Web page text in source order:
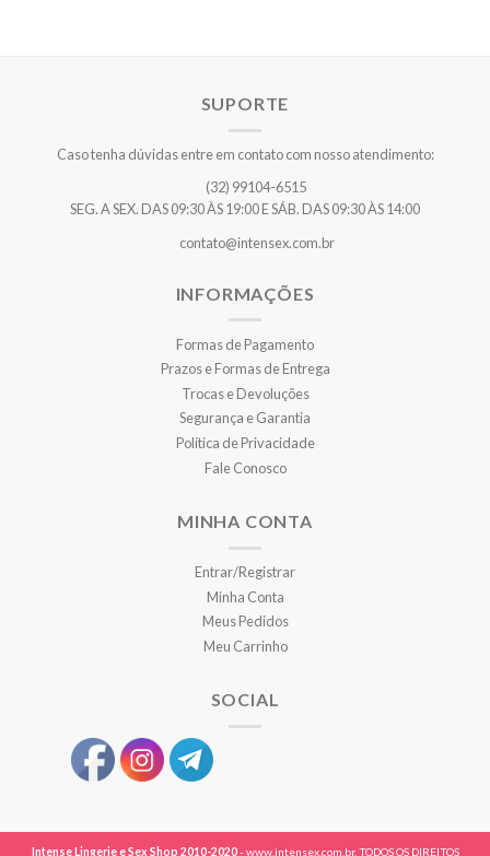
SUPORTE
Caso tenha dúvidas entre em contato com nosso atendimento:
(32) 99104-6515
SEG. A SEX. DAS 09:30 ÀS 19:00 E SÁB. DAS 09:30 ÀS 14:00
contato@intensex.com.br
INFORMAÇÕES
Formas de Pagamento
Prazos e Formas de Entrega
Trocas e Devoluções
Segurança e Garantia
Política de Privacidade
Fale Conosco
MINHA CONTA
Entrar/Registrar
Minha Conta
Meus Pedidos
Meu Carrinho
SOCIAL
Intense Lingerie e Sex Shop 2010-2020- www.intensex.com.br. TODOS OS DIREITOS